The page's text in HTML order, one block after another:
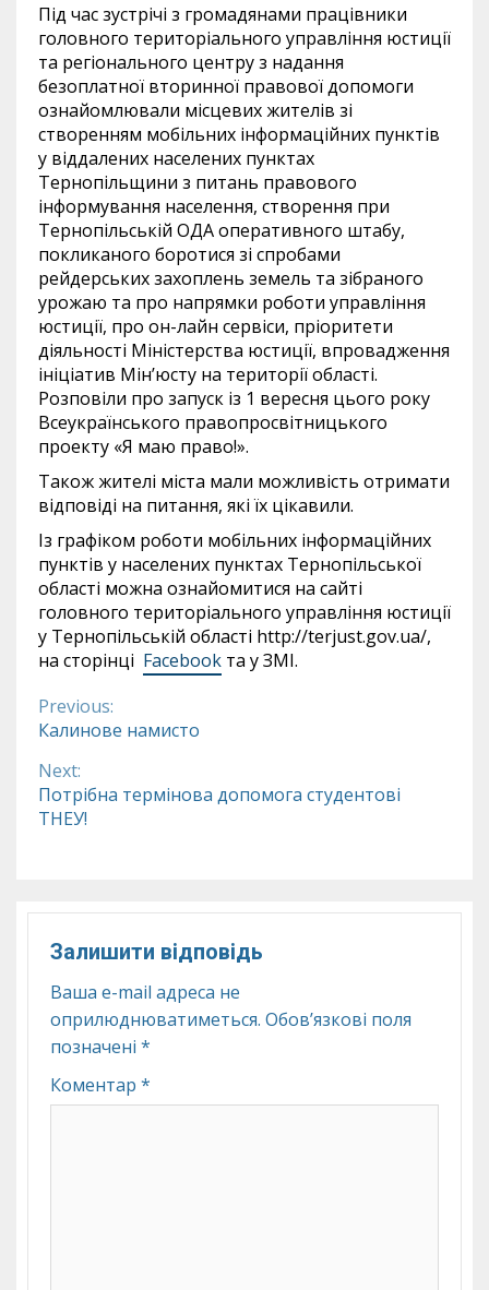
Під час зустрічі з громадянами працівники
головного територіального управління юстиції
та регіонального центру з надання
безоплатної вторинної правової допомоги
ознайомлювали місцевих жителів зі
створенням мобільних інформаційних пунктів
у віддалених населених пунктах
Тернопільщини з питань правового
інформування населення, створення при
Тернопільській ОДА оперативного штабу,
покликаного боротися зі спробами
рейдерських захоплень земель та зібраного
урожаю та про напрямки роботи управління
юстиції, про он-лайн сервіси, пріоритети
діяльності Міністерства юстиції, впровадження
ініціатив Мін’юсту на території області.
Розповіли про запуск із 1 вересня цього року
Всеукраїнського правопросвітницького
проекту «Я маю право!».
Також жителі міста мали можливість отримати
відповіді на питання, які їх цікавили.
Із графіком роботи мобільних інформаційних
пунктів у населених пунктах Тернопільської
області можна ознайомитися на сайті
головного територіального управління юстиції
у Тернопільській області http://terjust.gov.ua/,
на сторінці Facebook та у ЗМІ.
Continue
Reading
Previous:
Калинове намисто
Next:
Потрібна термінова допомога студентові
ТНЕУ!
Залишити відповідь
Ваша e-mail адреса не
оприлюднюватиметься. Обов’язкові поля
позначені *
Коментар *